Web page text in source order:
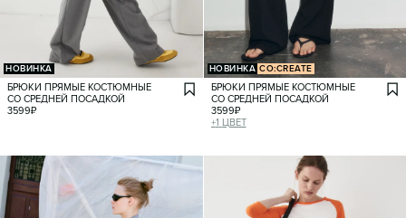
НОВИНКА
БРЮКИ ПРЯМЫЕ КОСТЮМНЫЕ
СО СРЕДНЕЙ ПОСАДКОЙ
3599₽
НОВИНКА CO:CREATE
БРЮКИ ПРЯМЫЕ КОСТЮМНЫЕ
СО СРЕДНЕЙ ПОСАДКОЙ
3599₽
+1 ЦВЕТ